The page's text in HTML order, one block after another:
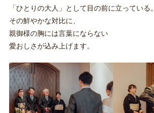
「ひとりの大人」として目の前に立っている。
その鮮やかな対比に、
親御様の胸には言葉にならない
愛おしさが込み上げます。